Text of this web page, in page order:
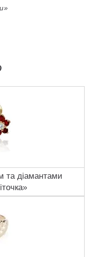
та діамантами